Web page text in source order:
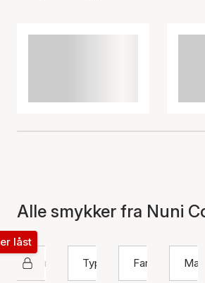
Alle smykker fra Nuni
Nuni Copenhagen
låst
Type
Farve